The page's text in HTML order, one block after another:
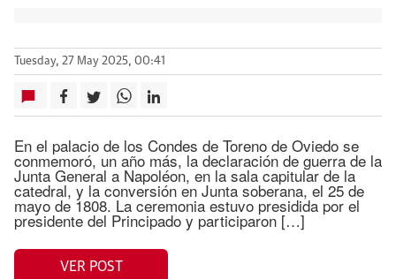
Tuesday, 27 May 2025, 00:41
En el palacio de los Condes de Toreno de Oviedo se
conmemoró, un año más, la declaración de guerra de la
Junta General a Napoléon, en la sala capitular de la
catedral, y la conversión en Junta soberana, el 25 de
mayo de 1808. La ceremonia estuvo presidida por el
presidente del Principado y participaron […]
VER POST